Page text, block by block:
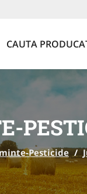
CAUTA
Pesticide /